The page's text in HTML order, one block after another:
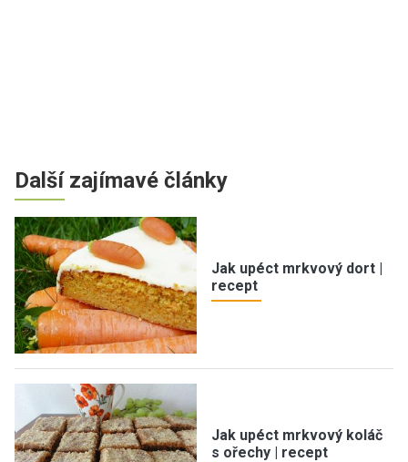
Další zajímavé články
Jak upéct mrkvový dort |
recept
Jak upéct mrkvový koláč
s ořechy | recept